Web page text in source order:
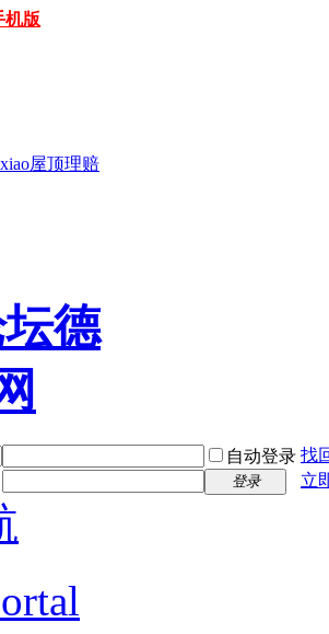
机版
自动登录 找
登录 立